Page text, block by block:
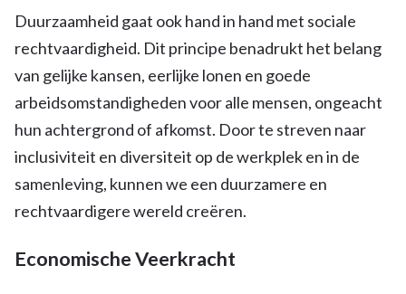
Duurzaamheid gaat ook hand in hand met sociale
rechtvaardigheid. Dit principe benadrukt het belang
van gelijke kansen, eerlijke lonen en goede
arbeidsomstandigheden voor alle mensen, ongeacht
hun achtergrond of afkomst. Door te streven naar
inclusiviteit en diversiteit op de werkplek en in de
samenleving, kunnen we een duurzamere en
rechtvaardigere wereld creëren.
Economische Veerkracht